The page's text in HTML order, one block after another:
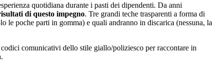
quotidiana durante i pasti dei dipendenti. Da anni
di questo impegno. Tre grandi teche trasparenti a forma di
le poche parti in gomma) e quali andranno in discarica (nessuna, la
comunicativi dello stile giallo/poliziesco per raccontare in